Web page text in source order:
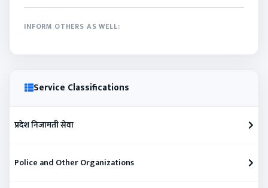
INFORM OTHERS AS WELL:
Service Classifications
प्रदेश निजामती सेवा
Police and Other Organizations